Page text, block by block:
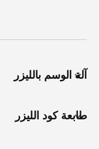
آلة الوسم بالليزر
طابعة كود الليزر